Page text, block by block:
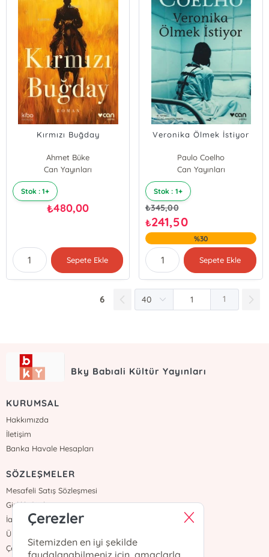
Kırmızı Buğday
Ahmet Büke
Can Yayınları
Stok : 1+
₺480,00
Sepete Ekle
Veronika Ölmek İstiyor
Paulo Coelho
Can Yayınları
Stok : 1+
₺345,00
₺241,50
%30
Sepete Ekle
6 1
Bky Babıali Kültür Yayınları
KURUMSAL
Hakkımızda
İletişim
Banka Havale Hesapları
SÖZLEŞMELER
Mesafeli Satış Sözleşmesi
Gizlilik Sözleşmesi
İade ve Teslimat
Üyelik Sözleşmesi
Çerez Politikası
Çerezler
Sitemizden en iyi şekilde
faydalanabilmeniz için, amaçlarla